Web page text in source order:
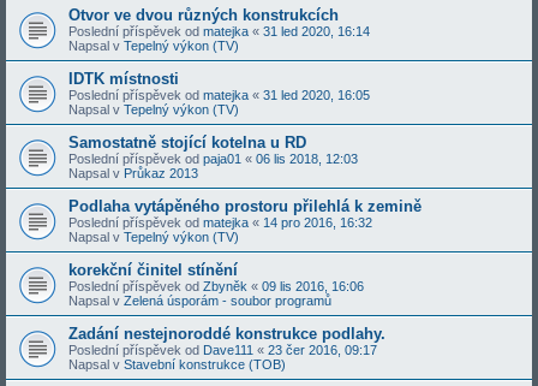
Otvor ve dvou různých konstrukcích
Poslední příspěvek od matejka « 31 led 2020, 16:14
Napsal v Tepelný výkon (TV)
IDTK místnosti
Poslední příspěvek od matejka « 31 led 2020, 16:05
Napsal v Tepelný výkon (TV)
Samostatně stojící kotelna u RD
Poslední příspěvek od paja01 « 06 lis 2018, 12:03
Napsal v Průkaz 2013
Podlaha vytápěného prostoru přilehlá k zemině
Poslední příspěvek od matejka « 14 pro 2016, 16:32
Napsal v Tepelný výkon (TV)
korekční činitel stínění
Poslední příspěvek od Zbyněk « 09 lis 2016, 16:06
Napsal v Zelená úsporám - soubor programů
Zadání nestejnoroddé konstrukce podlahy.
Poslední příspěvek od Dave111 « 23 čer 2016, 09:17
Napsal v Stavební konstrukce (TOB)